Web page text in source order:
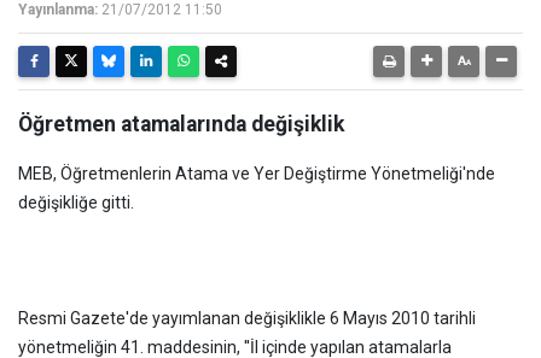
Yayınlanma: 21/07/2012 11:50
Öğretmen atamalarında değişiklik
MEB, Öğretmenlerin Atama ve Yer Değiştirme Yönetmeliği'nde
değişikliğe gitti.
Resmi Gazete'de yayımlanan değişiklikle 6 Mayıs 2010 tarihli
yönetmeliğin 41. maddesinin, ''İl içinde yapılan atamalarla